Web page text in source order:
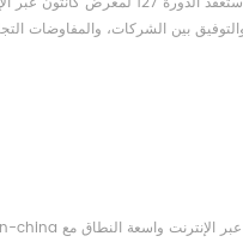
بين الشركات، والمفاوضات